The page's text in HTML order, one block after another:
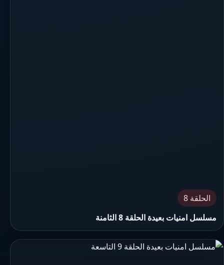
الحلقة 8
مسلسل امنيات بعيدة الحلقة 8 الثامنة